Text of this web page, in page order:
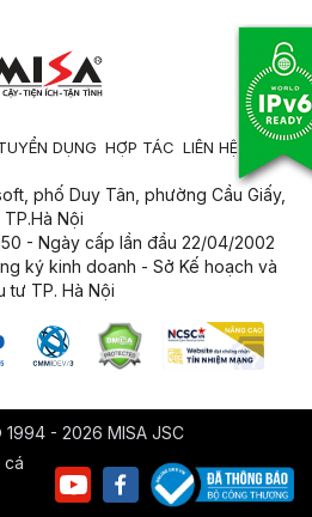
DỤNG HỢP TÁC LIÊN HỆ
phố Duy Tân, phường Cầu Giấy,
TP.Hà Nội
- Ngày cấp lần đầu 22/04/2002
ký kinh doanh - Sở Kế hoạch và
tư TP. Hà Nội
- 2026 MISA JSC
cá